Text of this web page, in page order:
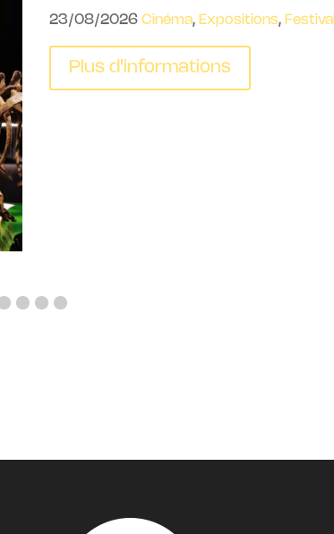
12/09/2026- 13/09/2026 Expositions,
Plus d'informations